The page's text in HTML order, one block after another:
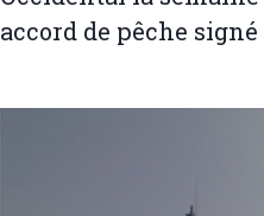
accord de pêche